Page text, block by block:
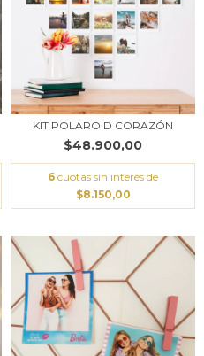
KIT POLAROID CORAZÓN
$48.900,00
6 cuotas sin interés de
$8.150,00